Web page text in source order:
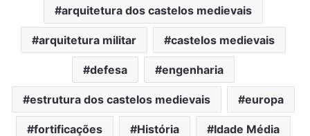
arquitetura dos castelos medievais
arquitetura militar castelos medievais
defesa engenharia
estrutura dos castelos medievais europa
fortificações História Idade Média